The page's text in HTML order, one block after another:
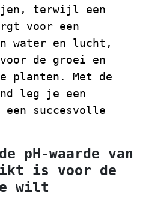
terwijl een
voor een
water en lucht,
de groei en
planten. Met de
leg je een
succesvolle
pH-waarde van
is voor de
wilt